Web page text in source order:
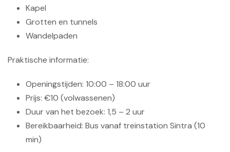
Kapel
Grotten en tunnels
Wandelpaden
Praktische informatie:
Openingstijden: 10:00 – 18:00 uur
Prijs: €10 (volwassenen)
Duur van het bezoek: 1,5 – 2 uur
Bereikbaarheid: Bus vanaf treinstation Sintra (10
min)